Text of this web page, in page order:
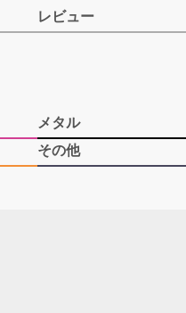
レビュー
メタル
その他